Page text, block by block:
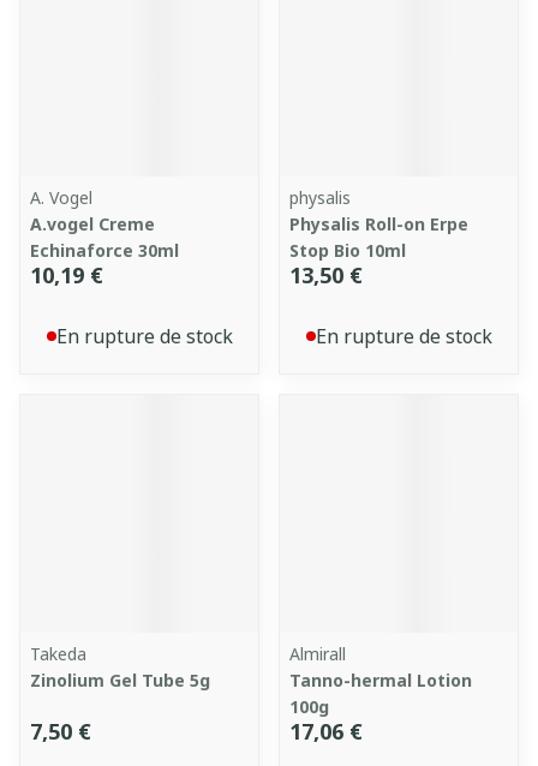
A. Vogel
A.vogel Creme
Echinaforce 30ml
10,19 €
En rupture de stock
physalis
Physalis Roll-on Erpe
Stop Bio 10ml
13,50 €
En rupture de stock
Takeda
Zinolium Gel Tube 5g
7,50 €
Almirall
Tanno-hermal Lotion
100g
17,06 €